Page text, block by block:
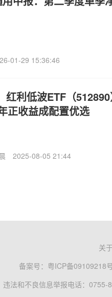
01-29 15:36:46
红利低波ETF（
正收益成配置优选
2025-08-05 21:44
关
备案号： 粤ICP备09109218
违法和不良信息举报电话：0755-